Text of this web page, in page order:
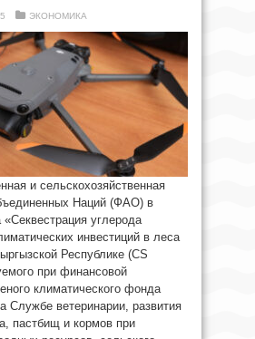
ЭКОНОМИКА
и сельскохозяйственная
Наций (ФАО) в
«Секвестрация углерода
инвестиций в леса
Республике (CS
при финансовой
климатического фонда
Службе ветеринарии, развития
пастбищ и кормов при